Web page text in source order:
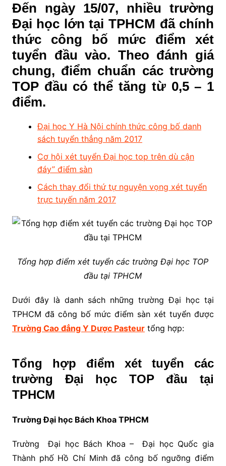
Đến ngày 15/07, nhiều trường
Đại học lớn tại TPHCM đã chính
thức công bố mức điểm xét
tuyển đầu vào. Theo đánh giá
chung, điểm chuẩn các trường
TOP đầu có thể tăng từ 0,5 – 1
điểm.
Đại học Y Hà Nội chính thức công bố danh
sách tuyển thẳng năm 2017
Cơ hội xét tuyển Đại học top trên dù cận
đáy” điểm sàn
Cách thay đổi thứ tự nguyện vọng xét tuyển
trực tuyến năm 2017
Tổng hợp điểm xét tuyển các trường Đại học TOP
đầu tại TPHCM
Dưới đây là danh sách những trường Đại học tại
TPHCM đã công bố mức điểm sàn xét tuyển được
Trường Cao đẳng Y Dược Pasteurtổng hợp:
Tổng hợp điểm xét tuyển các
trường Đại học TOP đầu tại
TPHCM
Trường Đại học Bách Khoa TPHCM
Trường Đại học Bách Khoa – Đại học Quốc gia
Thành phố Hồ Chí Minh đã công bố ngưỡng điểm